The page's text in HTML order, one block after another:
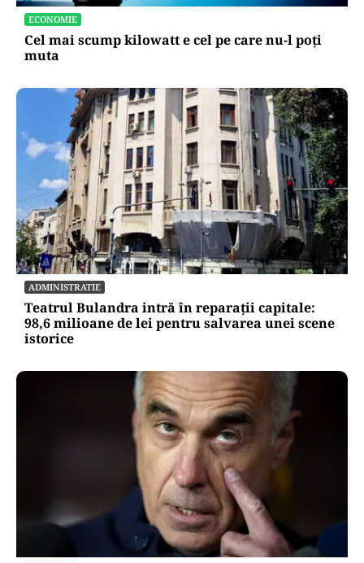
ECONOMIE
Cel mai scump kilowatt e cel pe care nu-l poți
muta
ADMINISTRATIE
Teatrul Bulandra intră în reparații capitale:
98,6 milioane de lei pentru salvarea unei scene
istorice